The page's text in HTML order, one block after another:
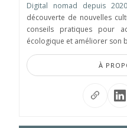
Digital nomad depuis 2020
découverte de nouvelles
conseils pratiques pour
écologique et améliorer son
À